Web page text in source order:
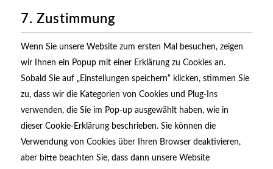
7. Zustimmung
Wenn Sie unsere Website zum ersten Mal besuchen, zeigen
wir Ihnen ein Popup mit einer Erklärung zu Cookies an.
Sobald Sie auf „Einstellungen speichern“ klicken, stimmen Sie
zu, dass wir die Kategorien von Cookies und Plug-Ins
verwenden, die Sie im Pop-up ausgewählt haben, wie in
dieser Cookie-Erklärung beschrieben. Sie können die
Verwendung von Cookies über Ihren Browser deaktivieren,
aber bitte beachten Sie, dass dann unsere Website